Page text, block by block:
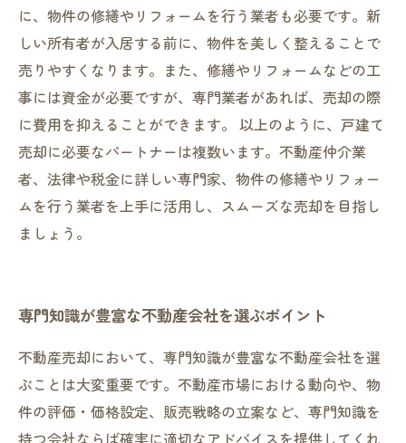
に、物件の修繕やリフォームを行う業者も必要です。新
しい所有者が入居する前に、物件を美しく整えることで
売りやすくなります。また、修繕やリフォームなどの工
事には資金が必要ですが、専門業者があれば、売却の際
に費用を抑えることができます。 以上のように、戸建て
売却に必要なパートナーは複数います。不動産仲介業
者、法律や税金に詳しい専門家、物件の修繕やリフォー
ムを行う業者を上手に活用し、スムーズな売却を目指し
ましょう。
専門知識が豊富な不動産会社を選ぶポイント
不動産売却において、専門知識が豊富な不動産会社を選
ぶことは大変重要です。不動産市場における動向や、物
件の評価・価格設定、販売戦略の立案など、専門知識を
持つ会社ならば確実に適切なアドバイスを提供してくれ